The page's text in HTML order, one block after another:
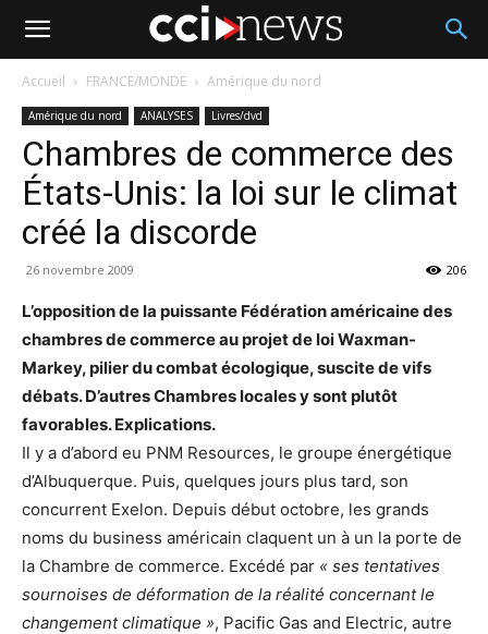
Accueil FRANCE/MONDE Amérique du nord
Amérique du nord ANALYSES Livres/dvd
Chambres de commerce des
États-Unis: la loi sur le climat
créé la discorde
26 novembre 2009 206
L’opposition de la puissante Fédération américaine des
chambres de commerce au projet de loi Waxman-
Markey, pilier du combat écologique, suscite de vifs
débats. D’autres Chambres locales y sont plutôt
favorables. Explications.
Il y a d’abord eu PNM Resources, le groupe énergétique
d’Albuquerque. Puis, quelques jours plus tard, son
concurrent Exelon. Depuis début octobre, les grands
noms du business américain claquent un à un la porte de
la Chambre de commerce. Excédé par « ses tentatives
sournoises de déformation de la réalité concernant le
changement climatique », Pacific Gas and Electric, autre